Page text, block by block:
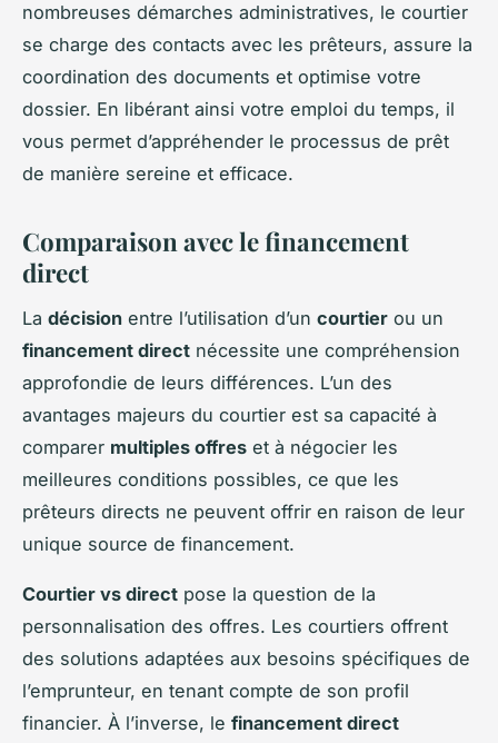
nombreuses démarches administratives, le courtier
se charge des contacts avec les prêteurs, assure la
coordination des documents et optimise votre
dossier. En libérant ainsi votre emploi du temps, il
vous permet d’appréhender le processus de prêt
de manière sereine et efficace.
Comparaison avec le financement
direct
La décision entre l’utilisation d’un courtier ou un
financement direct nécessite une compréhension
approfondie de leurs différences. L’un des
avantages majeurs du courtier est sa capacité à
comparer multiples offres et à négocier les
meilleures conditions possibles, ce que les
prêteurs directs ne peuvent offrir en raison de leur
unique source de financement.
Courtier vs direct pose la question de la
personnalisation des offres. Les courtiers offrent
des solutions adaptées aux besoins spécifiques de
l’emprunteur, en tenant compte de son profil
financier. À l’inverse, le financement direct